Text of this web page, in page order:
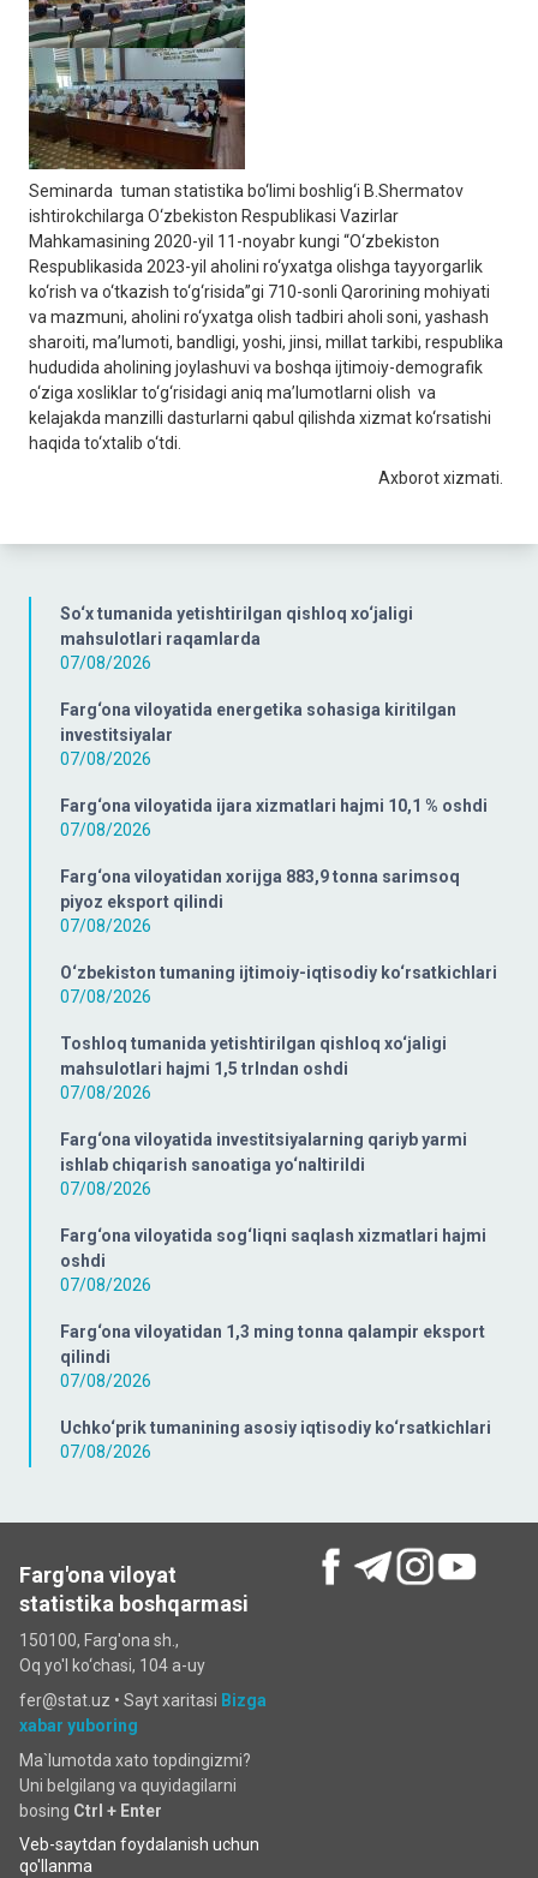
So‘x tumanida yetishtirilgan qishloq xo‘jaligi
mahsulotlari raqamlarda
07/08/2026
Farg‘ona viloyatida energetika sohasiga kiritilgan
investitsiyalar
07/08/2026
Farg‘ona viloyatida ijara xizmatlari hajmi 10,1 % oshdi
07/08/2026
Farg‘ona viloyatidan xorijga 883,9 tonna sarimsoq
piyoz eksport qilindi
07/08/2026
O‘zbekiston tumaning ijtimoiy-iqtisodiy ko‘rsatkichlari
07/08/2026
Toshloq tumanida yetishtirilgan qishloq xo‘jaligi
mahsulotlari hajmi 1,5 trlndan oshdi
07/08/2026
Farg‘ona viloyatida investitsiyalarning qariyb yarmi
ishlab chiqarish sanoatiga yo‘naltirildi
07/08/2026
Farg‘ona viloyatida sog‘liqni saqlash xizmatlari hajmi
oshdi
07/08/2026
Farg‘ona viloyatidan 1,3 ming tonna qalampir eksport
qilindi
07/08/2026
Uchko‘prik tumanining asosiy iqtisodiy ko‘rsatkichlari
07/08/2026
Seminarda tuman statistika bo‘limi boshlig‘i B.Shermatov
ishtirokchilarga O‘zbekiston Respublikasi Vazirlar
Mahkamasining 2020-yil 11-noyabr kungi “O‘zbekiston
Respublikasida 2023-yil aholini ro‘yxatga olishga tayyorgarlik
ko‘rish va o‘tkazish to‘g‘risida”gi 710-sonli Qarorining mohiyati
va mazmuni, aholini ro‘yxatga olish tadbiri aholi soni, yashash
sharoiti, ma’lumoti, bandligi, yoshi, jinsi, millat tarkibi, respublika
hududida aholining joylashuvi va boshqa ijtimoiy-demografik
o‘ziga xosliklar to‘g‘risidagi aniq ma’lumotlarni olish va
kelajakda manzilli dasturlarni qabul qilishda xizmat ko‘rsatishi
haqida to‘xtalib o‘tdi.
Axborot xizmati.
Farg'ona viloyat
statistika boshqarmasi
150100, Farg'ona sh.,
Oq yo'l ko‘chаsi, 104 a-uy
fer@stat.uz • Sayt xaritasi Bizga
xabar yuboring
Ma`lumotda xato topdingizmi?
Uni belgilang va quyidagilarni
bosing Ctrl + Enter
Veb-saytdan foydalanish uchun
qo'llanma